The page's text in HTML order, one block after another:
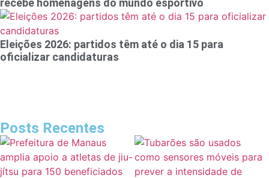
recebe homenagens do mundo esportivo
Eleições 2026: partidos têm até o dia 15 para
oficializar candidaturas
Posts Recentes